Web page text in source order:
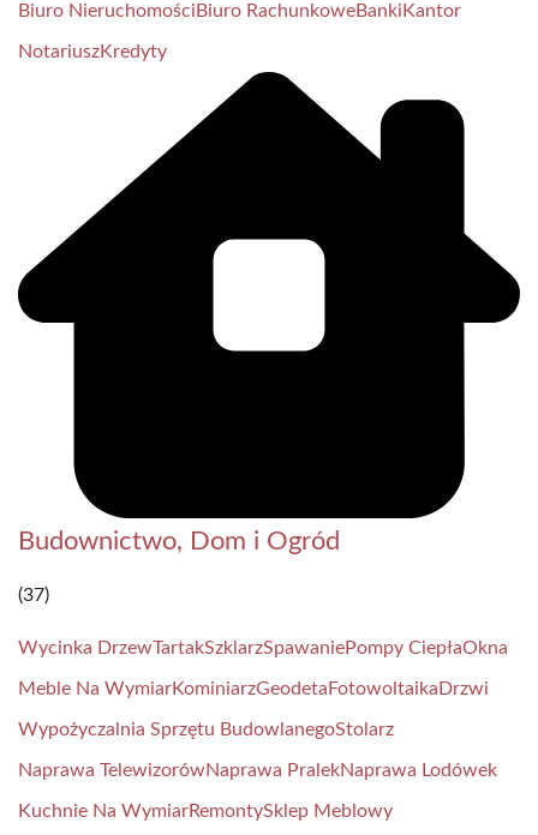
Biuro Nieruchomości Biuro RachunkoweBanki Kantor
NotariuszKredyty
Budownictwo, Dom i Ogród
(37)
Wycinka DrzewTartakSzklarzSpawaniePompy CiepłaOkna
Meble Na WymiarKominiarzGeodetaFotowoltaikaDrzwi
Wypożyczalnia Sprzętu BudowlanegoStolarz
Naprawa TelewizorówNaprawa PralekNaprawa Lodówek
Kuchnie Na WymiarRemontySklep Meblowy